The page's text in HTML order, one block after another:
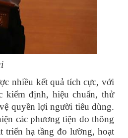
nhiều kết quả tích cực, với
kiểm định, hiệu chuẩn, thử
quyền lợi người tiêu dùng.
các phương tiện đo thông
triển hạ tầng đo lường, hoạt